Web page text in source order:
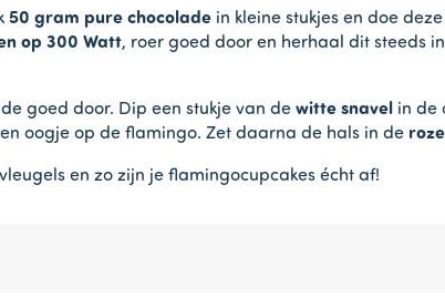
50 gram pure chocolade in kleine stukjes en doe
op 300 Watt, roer goed door en herhaal dit steeds
goed door. Dip een stukje van de witte snavel in de
oogje op de flamingo. Zet daarna de hals in de
en zo zijn je flamingocupcakes écht af!